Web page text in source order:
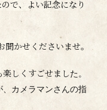
で、よい記念になり
かせくださいませ。
しくすごせました。
、カメラマンさんの指